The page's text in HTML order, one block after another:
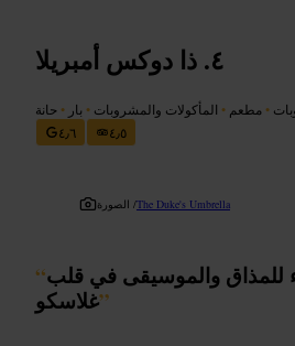
ذا دوكس أمبريلا
• مطعم • المأكولات والمشروبات • بار • حانة
٤٫٦
٤٫٥
الصورة /The Duke's Umbrella
“للمذاق والموسيقى في قلب
غلاسكو”